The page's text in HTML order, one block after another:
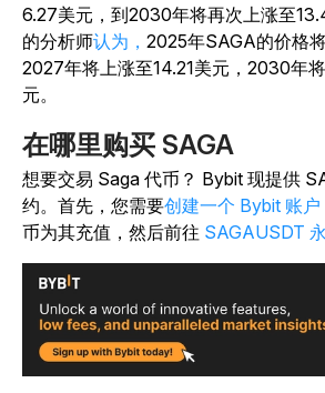
6.27美元，到2030年将再次上涨至
的分析师认为， 2025年SAGA的价格
2027年将上涨至14.21美元，2030年
元。
在哪里购买 SAGA
想要交易 Saga 代币？ Bybit 现提供
约。首先，您需要创建一个 Bybit 账户
币为其充值，然后前往 SAGAUSDT